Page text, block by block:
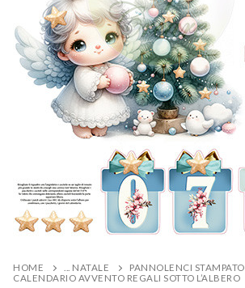
HOME ... NATALE PANNOLENCI STAMPATO
CALENDARIO AVVENTO REGALI SOTTO L’ALBERO